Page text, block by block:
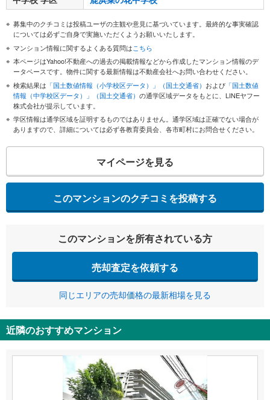
募集中のクチコミは投稿ユーザの主観や意見に基づいています。最終的な事実確認
については必ずご自身で実施いただくようお願いいたします。
マンション情報に関するよくある質問はこちら
本ページはYahoo!不動産への過去の掲載情報などから作成したマンション情報のデ
ータベースです。物件に関する最新情報は不動産会社へお問い合わせください。
検索結果は 「国土数値情報（小学校区データ）」（国土交通省） および 「国土数値
情報（中学校区データ）」（国土交通省） の通学区域データをもとに、LINEヤフー
株式会社が提示しています。
学区情報は通学区域を証明するものではありません。通学区域は正確でない場合が
ありますので、詳細については必ず各教育委員会、各市町村にお問合せください。
マイページを見る
このマンションのクチコミを投稿する
このマンションを所有されている方
売却査定を依頼する
同じエリアの売却価格の最新相場を見る
近隣のおすすめマンション